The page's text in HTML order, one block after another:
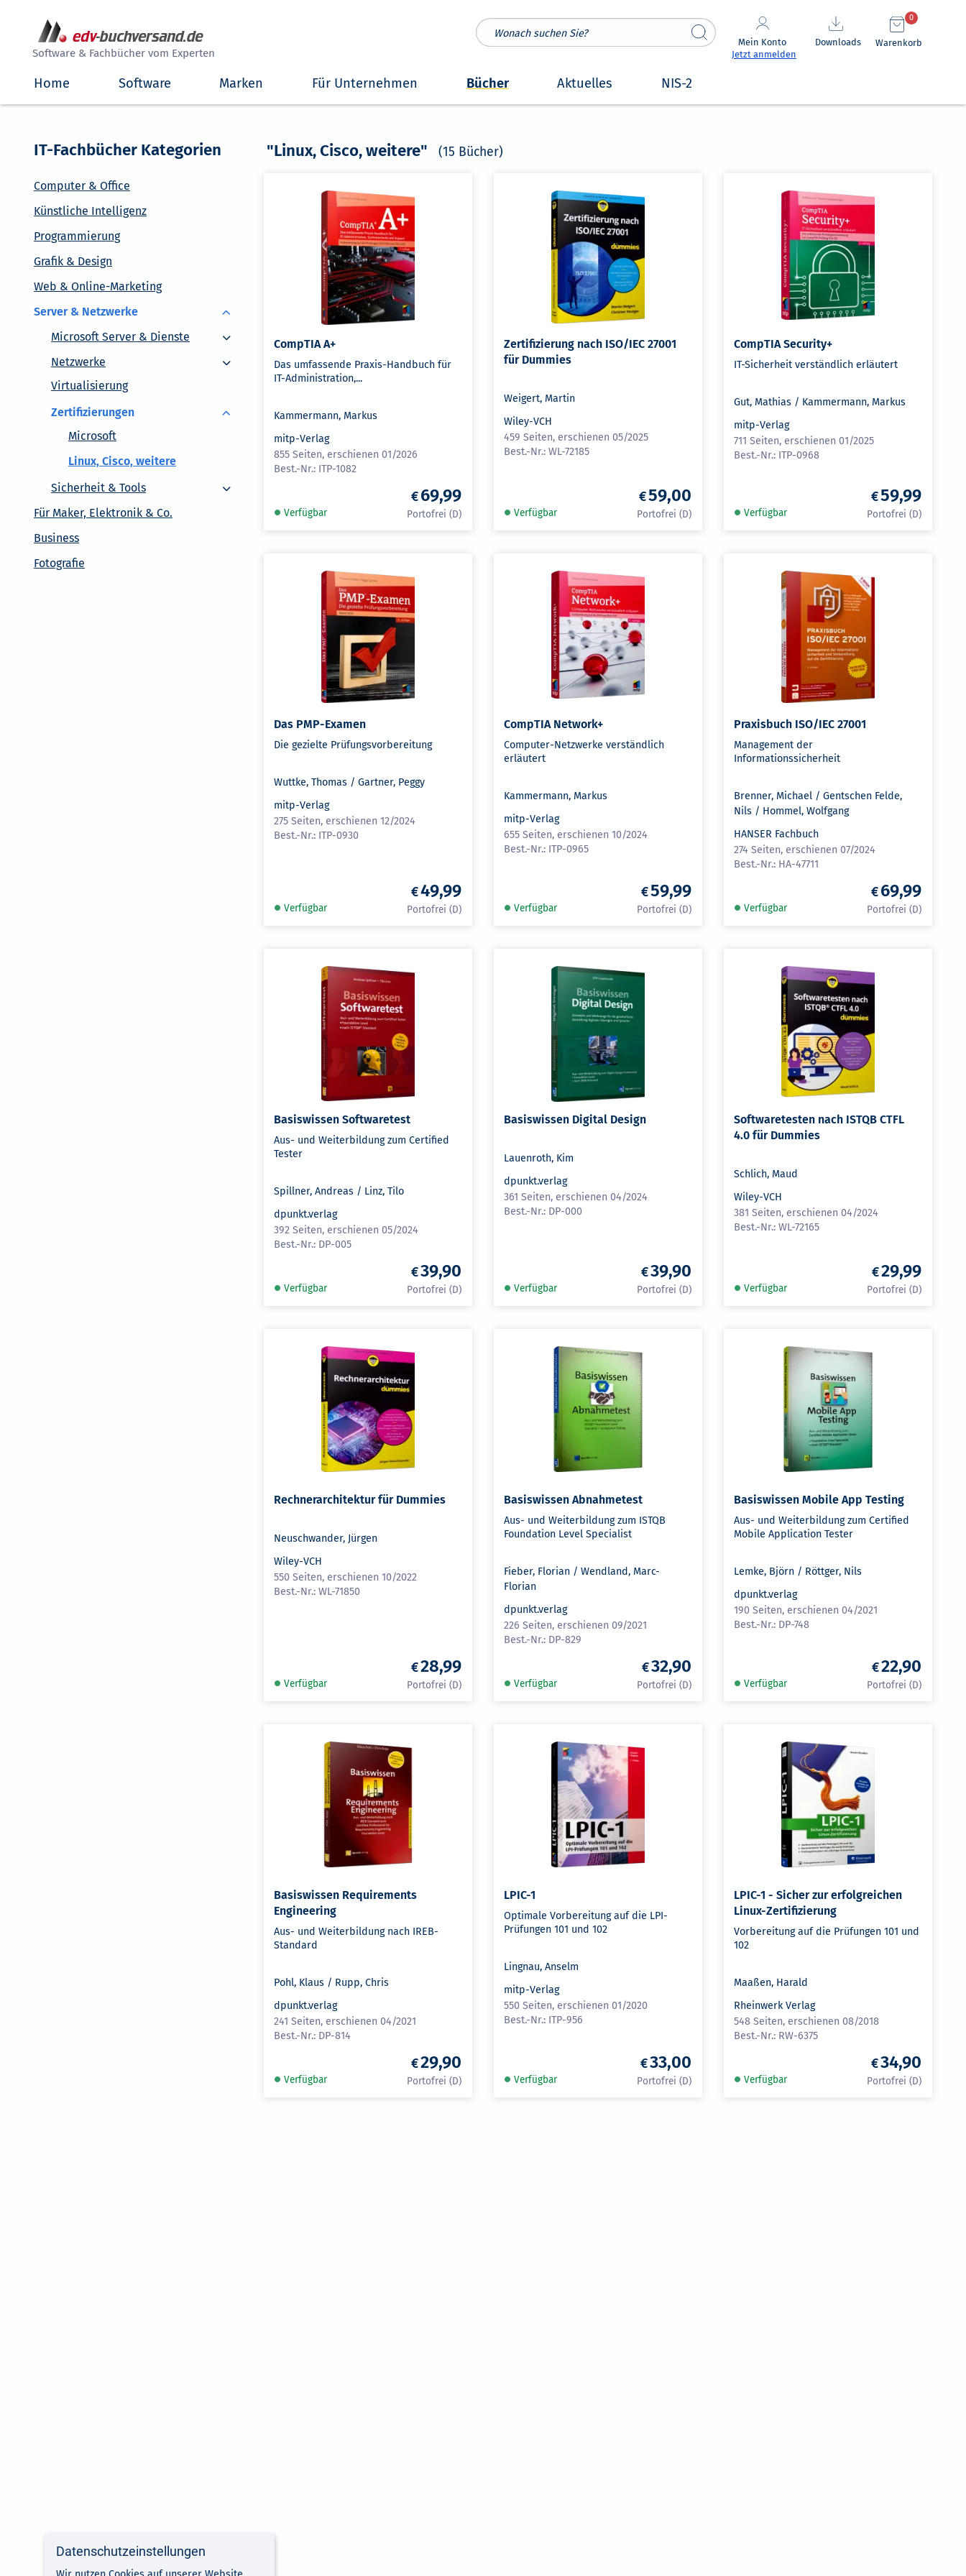
Software & Fachbücher vom Experten
Mein Konto
Jetzt anmelden
Downloads Warenkorb
0
Home Software Marken Für Unternehmen Bücher Aktuelles NIS-2
"Linux, Cisco, weitere"(15 Bücher)
IT-Fachbücher Kategorien
Computer & Office
Künstliche Intelligenz
Programmierung
Grafik & Design
Web & Online-Marketing
Server & Netzwerke
Microsoft Server & Dienste
Microsoft Server & Dienste
Netzwerke
Netzwerke
Virtualisierung
Zertifizierungen
Microsoft
Linux, Cisco, weitere
Sicherheit & Tools
Sicherheit & Tools
Für Maker, Elektronik & Co.
Business
Fotografie
CompTIA A+
Das umfassende Praxis-Handbuch für
IT-Administration,...
Kammermann, Markus
mitp-Verlag
855 Seiten, erschienen 01/2026
ITP-1082
Verfügbar
69,99
Zertifizierung nach ISO/IEC 27001
für Dummies
Weigert, Martin
Wiley-VCH
459 Seiten, erschienen 05/2025
WL-72185
Verfügbar
59,00
CompTIA Security+
IT-Sicherheit verständlich erläutert
Gut, Mathias / Kammermann, Markus
mitp-Verlag
711 Seiten, erschienen 01/2025
ITP-0968
Verfügbar
59,99
Das PMP-Examen
Die gezielte Prüfungsvorbereitung
Wuttke, Thomas / Gartner, Peggy
mitp-Verlag
275 Seiten, erschienen 12/2024
ITP-0930
Verfügbar
49,99
CompTIA Network+
Computer-Netzwerke verständlich
erläutert
Kammermann, Markus
mitp-Verlag
655 Seiten, erschienen 10/2024
ITP-0965
Verfügbar
59,99
Praxisbuch ISO/IEC 27001
Management der
Informationssicherheit
Brenner, Michael / Gentschen Felde,
Nils / Hommel, Wolfgang
HANSER Fachbuch
274 Seiten, erschienen 07/2024
HA-47711
Verfügbar
69,99
Basiswissen Softwaretest
Aus- und Weiterbildung zum Certified
Tester
Spillner, Andreas / Linz, Tilo
dpunkt.verlag
392 Seiten, erschienen 05/2024
DP-005
Verfügbar
39,90
Basiswissen Digital Design
Lauenroth, Kim
dpunkt.verlag
361 Seiten, erschienen 04/2024
DP-000
Verfügbar
39,90
Softwaretesten nach ISTQB CTFL
4.0 für Dummies
Schlich, Maud
Wiley-VCH
381 Seiten, erschienen 04/2024
WL-72165
Verfügbar
29,99
Rechnerarchitektur für Dummies
Neuschwander, Jürgen
Wiley-VCH
550 Seiten, erschienen 10/2022
WL-71850
Verfügbar
28,99
Basiswissen Abnahmetest
Aus- und Weiterbildung zum ISTQB
Foundation Level Specialist
Fieber, Florian / Wendland, Marc-
Florian
dpunkt.verlag
226 Seiten, erschienen 09/2021
DP-829
Verfügbar
32,90
Basiswissen Mobile App Testing
Aus- und Weiterbildung zum Certified
Mobile Application Tester
Lemke, Björn / Röttger, Nils
dpunkt.verlag
190 Seiten, erschienen 04/2021
DP-748
Verfügbar
22,90
Basiswissen Requirements
Engineering
Aus- und Weiterbildung nach IREB-
Standard
Pohl, Klaus / Rupp, Chris
dpunkt.verlag
241 Seiten, erschienen 04/2021
DP-814
Verfügbar
29,90
LPIC-1
Optimale Vorbereitung auf die LPI-
Prüfungen 101 und 102
Lingnau, Anselm
mitp-Verlag
550 Seiten, erschienen 01/2020
ITP-956
Verfügbar
33,00
LPIC-1 - Sicher zur erfolgreichen
Linux-Zertifizierung
Vorbereitung auf die Prüfungen 101 und
102
Maaßen, Harald
Rheinwerk Verlag
548 Seiten, erschienen 08/2018
RW-6375
Verfügbar
34,90
Datenschutzeinstellungen